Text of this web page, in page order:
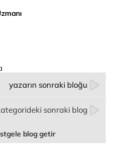
yazarın sonraki bloğu
sonraki blog
blog getir